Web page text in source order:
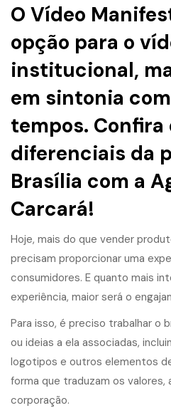
O Vídeo
opção para o
institucional,
em sintonia
tempos. Confira
diferenciais da
Brasília com a
Carcará!
Hoje, mais do que vender
precisam proporcionar uma
consumidores. E quanto mais
experiência, maior será o
Para isso, é preciso trabalhar o
ou ideias a ela associadas,
logotipos e outros elementos
forma que traduzam os valores,
corporação.